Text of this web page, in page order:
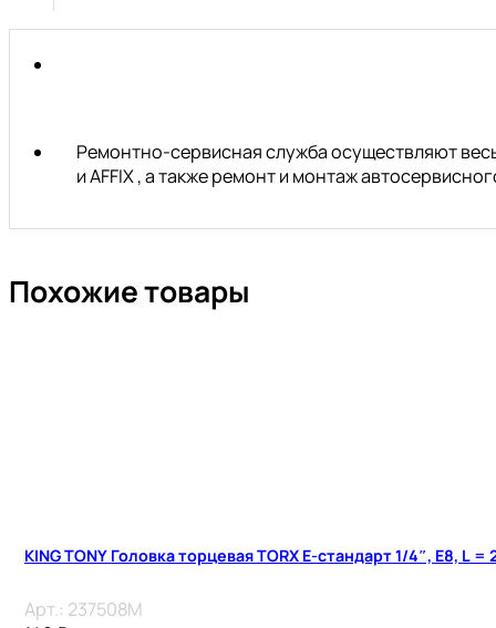
Ремонтно-сервисная служба осуществляют
и AFFIX , а также ремонт и монтаж
Похожие товары
KING TONY Головка торцевая TORX Е-стандарт 1/4″, E8, L =
Арт.: 237508M